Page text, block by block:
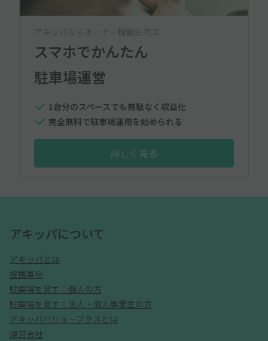
アキッパならオーナー機能も充実
スマホでかんたん
駐車場運営
1台分のスペースでも無駄なく収益化
完全無料で駐車場運用を始められる
詳しく見る
アキッパについて
アキッパとは
提携事例
駐車場を貸す：個人の方
駐車場を貸す：法人・個人事業主の方
アキッパバリュープラスとは
運営会社